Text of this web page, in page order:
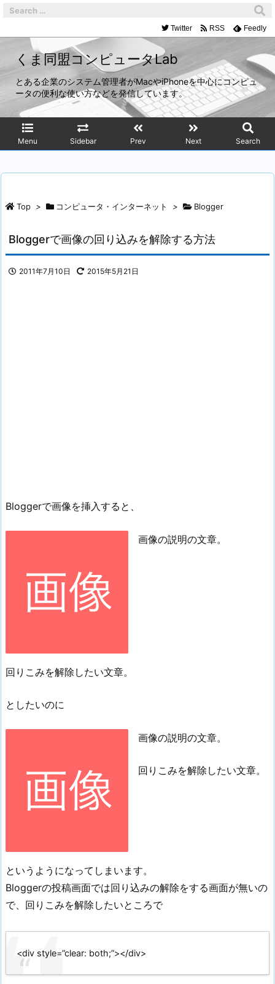
くま同盟コンピュータLab
とある企業のシステム管理者がMacやiPhoneを中心にコンピュ
ータの便利な使い方などを発信しています。
Menu Sidebar Prev Next Search
Twitter RSS Feedly
Top > コンピュータ・インターネット > Blogger
Bloggerで画像の回り込みを解除する方法
2011年7月10日 2015年5月21日
Bloggerで画像を挿入すると、
画像の説明の文章。
回りこみを解除したい文章。
としたいのに
画像の説明の文章。
回りこみを解除したい文章。
というようになってしまいます。
Bloggerの投稿画面では回り込みの解除をする画面が無いの
で、回りこみを解除したいところで
<div style=”clear: both;”></div>